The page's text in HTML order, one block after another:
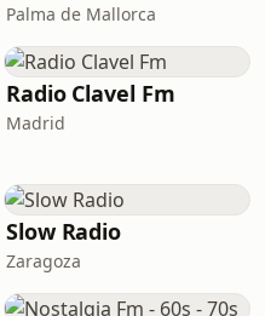
Palma de Mallorca
Radio Clavel Fm
Madrid
Slow Radio
Zaragoza